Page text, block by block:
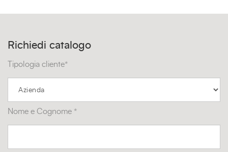
Richiedi catalogo
Tipologia cliente*
Nome e Cognome *